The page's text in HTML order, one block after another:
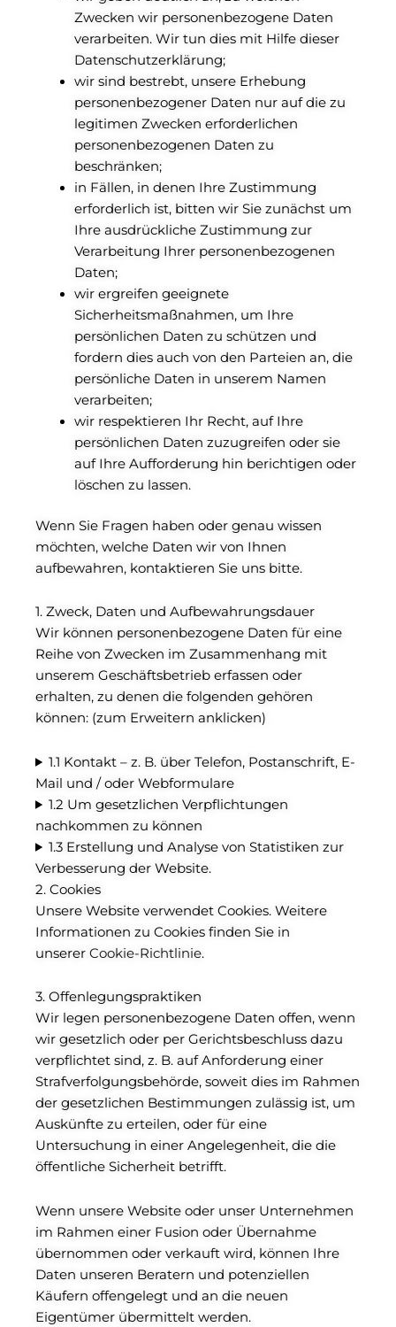
Zwecken wir personenbezogene Daten
verarbeiten. Wir tun dies mit Hilfe dieser
Datenschutzerklärung;
wir sind bestrebt, unsere Erhebung
personenbezogener Daten nur auf die zu
legitimen Zwecken erforderlichen
personenbezogenen Daten zu
beschränken;
in Fällen, in denen Ihre Zustimmung
erforderlich ist, bitten wir Sie zunächst um
Ihre ausdrückliche Zustimmung zur
Verarbeitung Ihrer personenbezogenen
Daten;
wir ergreifen geeignete
Sicherheitsmaßnahmen, um Ihre
persönlichen Daten zu schützen und
fordern dies auch von den Parteien an, die
persönliche Daten in unserem Namen
verarbeiten;
wir respektieren Ihr Recht, auf Ihre
persönlichen Daten zuzugreifen oder sie
auf Ihre Aufforderung hin berichtigen oder
löschen zu lassen.
Wenn Sie Fragen haben oder genau wissen
möchten, welche Daten wir von Ihnen
aufbewahren, kontaktieren Sie uns bitte.
1. Zweck, Daten und Aufbewahrungsdauer
Wir können personenbezogene Daten für eine
Reihe von Zwecken im Zusammenhang mit
unserem Geschäftsbetrieb erfassen oder
erhalten, zu denen die folgenden gehören
können: (zum Erweitern anklicken)
1.1 Kontakt – z. B. über Telefon, Postanschrift, E-
Mail und / oder Webformulare
1.2 Um gesetzlichen Verpflichtungen
nachkommen zu können
1.3 Erstellung und Analyse von Statistiken zur
Verbesserung der Website.
2. Cookies
Unsere Website verwendet Cookies. Weitere
Informationen zu Cookies finden Sie in
unserer Cookie-Richtlinie.
3. Offenlegungspraktiken
Wir legen personenbezogene Daten offen, wenn
wir gesetzlich oder per Gerichtsbeschluss dazu
verpflichtet sind, z. B. auf Anforderung einer
Strafverfolgungsbehörde, soweit dies im Rahmen
der gesetzlichen Bestimmungen zulässig ist, um
Auskünfte zu erteilen, oder für eine
Untersuchung in einer Angelegenheit, die die
öffentliche Sicherheit betrifft.
Wenn unsere Website oder unser Unternehmen
im Rahmen einer Fusion oder Übernahme
übernommen oder verkauft wird, können Ihre
Daten unseren Beratern und potenziellen
Käufern offengelegt und an die neuen
Eigentümer übermittelt werden.